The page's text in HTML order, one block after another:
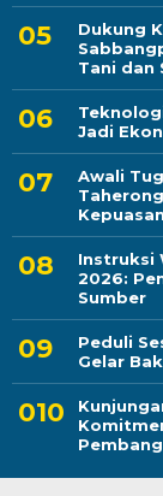
Dukung
Tani dan
Jadi
Awali
Instruksi
2026:
Sumber
Peduli
Gelar